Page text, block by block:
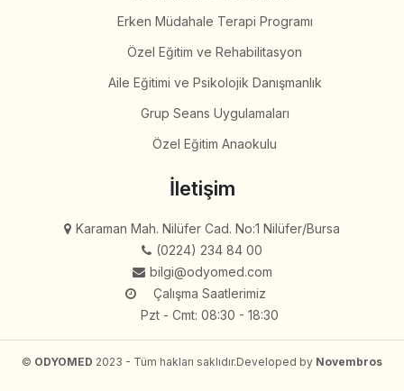
Erken Müdahale Terapi Programı
Özel Eğitim ve Rehabilitasyon
Aile Eğitimi ve Psikolojik Danışmanlık
Grup Seans Uygulamaları
Özel Eğitim Anaokulu
İletişim
Karaman Mah. Nilüfer Cad. No:1 Nilüfer/Bursa
(0224) 234 84 00
bilgi@odyomed.com
Çalışma Saatlerimiz
Pzt - Cmt: 08:30 - 18:30
© ODYOMED 2023 - Tüm hakları saklıdır.Developed by Novembros